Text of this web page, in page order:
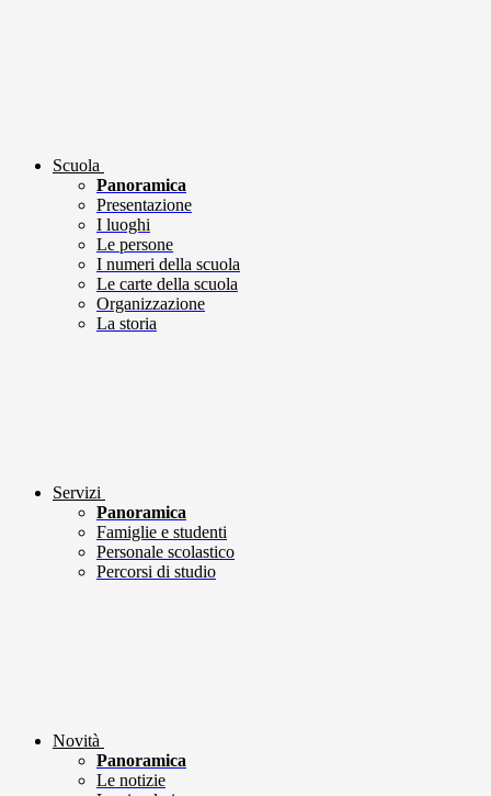
Scuola
Panoramica
Presentazione
I luoghi
Le persone
I numeri della scuola
Le carte della scuola
Organizzazione
La storia
Servizi
Panoramica
Famiglie e studenti
Personale scolastico
Percorsi di studio
Novità
Panoramica
Le notizie